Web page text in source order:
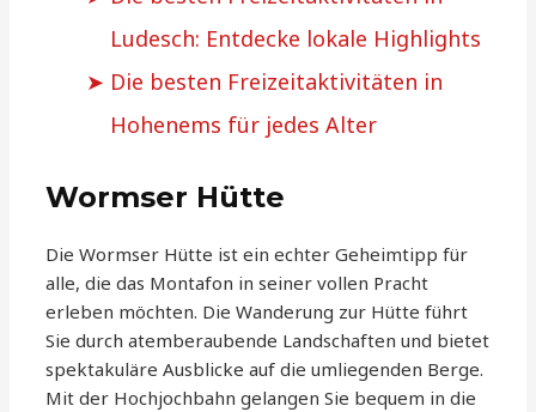
Ludesch: Entdecke lokale Highlights
Die besten Freizeitaktivitäten in
Hohenems für jedes Alter
Wormser Hütte
Die Wormser Hütte ist ein echter Geheimtipp für
alle, die das Montafon in seiner vollen Pracht
erleben möchten. Die Wanderung zur Hütte führt
Sie durch atemberaubende Landschaften und bietet
spektakuläre Ausblicke auf die umliegenden Berge.
Mit der Hochjochbahn gelangen Sie bequem in die